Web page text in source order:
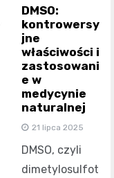
DMSO:
kontrowersy
jne
właściwości i
zastosowani
e w
medycynie
naturalnej
21 lipca 2025
DMSO, czyli
dimetylosulfot